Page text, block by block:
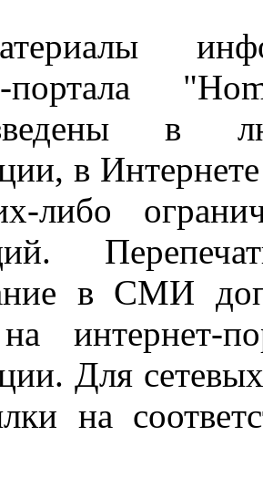
портала
в
в
либо
в СМИ
интернет-
Для
на